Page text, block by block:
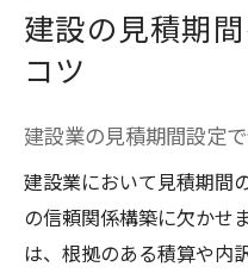
イント
建設見積内訳書
る
材料費と人工
コツ
建設の見積期
コツ
建設業の見積期間設定
建設業において見積期間
の信頼関係構築に欠かせ
は、根拠のある積算や内